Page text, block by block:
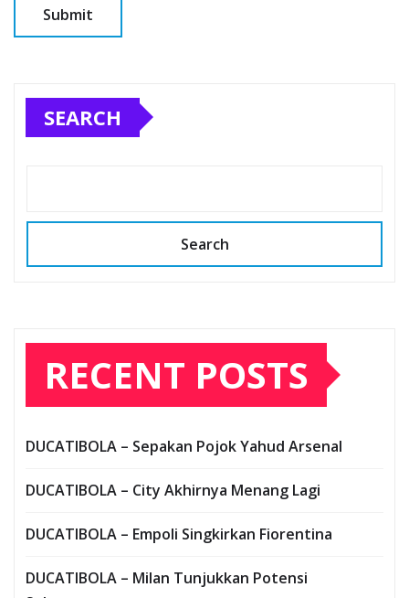
SEARCH
Search
RECENT POSTS
DUCATIBOLA – Sepakan Pojok Yahud Arsenal
DUCATIBOLA – City Akhirnya Menang Lagi
DUCATIBOLA – Empoli Singkirkan Fiorentina
DUCATIBOLA – Milan Tunjukkan Potensi